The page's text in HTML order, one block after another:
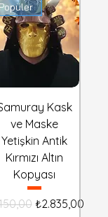
Popüler
Kask
ve Maske
Yetişkin Antik
Kırmızı Altın
Kopyası
Fiyat
İndirimli Fiyat
₺2.835,00